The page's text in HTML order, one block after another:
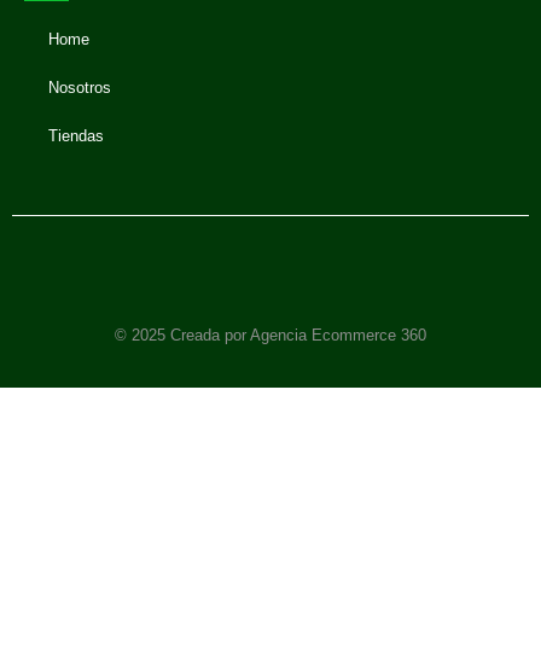
Home
Nosotros
Tiendas
© 2025 Creada por Agencia Ecommerce 360